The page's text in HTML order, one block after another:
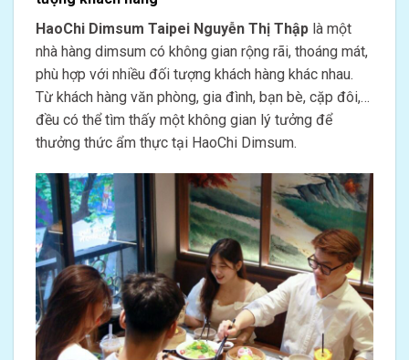
HaoChi Dimsum Taipei Nguyễn Thị Thập là một
nhà hàng dimsum có không gian rộng rãi, thoáng mát,
phù hợp với nhiều đối tượng khách hàng khác nhau.
Từ khách hàng văn phòng, gia đình, bạn bè, cặp đôi,…
đều có thể tìm thấy một không gian lý tưởng để
thưởng thức ẩm thực tại HaoChi Dimsum.